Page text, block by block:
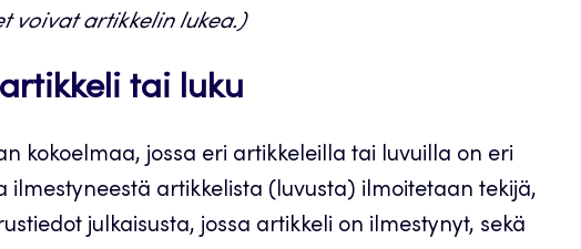
voivat artikkelin lukea.)
tai luku
kokoelmaa, jossa eri artikkeleilla tai luvuilla on eri
ilmestyneestä artikkelista (luvusta) ilmoitetaan tekijä,
julkaisusta, jossa artikkeli on ilmestynyt, sekä